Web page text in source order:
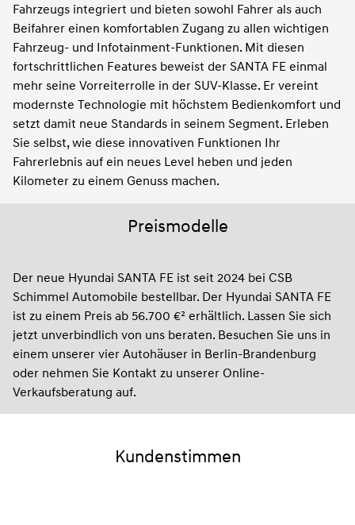
Fahrzeugs integriert und bieten sowohl Fahrer als auch
Beifahrer einen komfortablen Zugang zu allen wichtigen
Fahrzeug- und Infotainment-Funktionen. Mit diesen
fortschrittlichen Features beweist der SANTA FE einmal
mehr seine Vorreiterrolle in der SUV-Klasse. Er vereint
modernste Technologie mit höchstem Bedienkomfort und
setzt damit neue Standards in seinem Segment. Erleben
Sie selbst, wie diese innovativen Funktionen Ihr
Fahrerlebnis auf ein neues Level heben und jeden
Kilometer zu einem Genuss machen.
Preismodelle
Der neue Hyundai SANTA FE ist seit 2024 bei CSB
Schimmel Automobile bestellbar. Der Hyundai SANTA FE
ist zu einem Preis ab 56.700 €² erhältlich. Lassen Sie sich
jetzt unverbindlich von uns beraten. Besuchen Sie uns in
einem unserer vier Autohäuser in Berlin-Brandenburg
oder nehmen Sie Kontakt zu unserer Online-
Verkaufsberatung auf.
Kundenstimmen